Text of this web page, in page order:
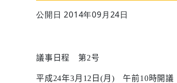
公開日 2014年09月24日
議事日程 第2号
平成24年3月 12 日(月 ) 午前10時開議